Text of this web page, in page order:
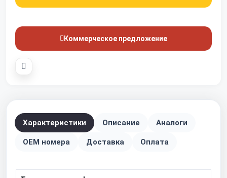
Коммерческое предложение
Характеристики Описание Аналоги
OEM номера Доставка Оплата